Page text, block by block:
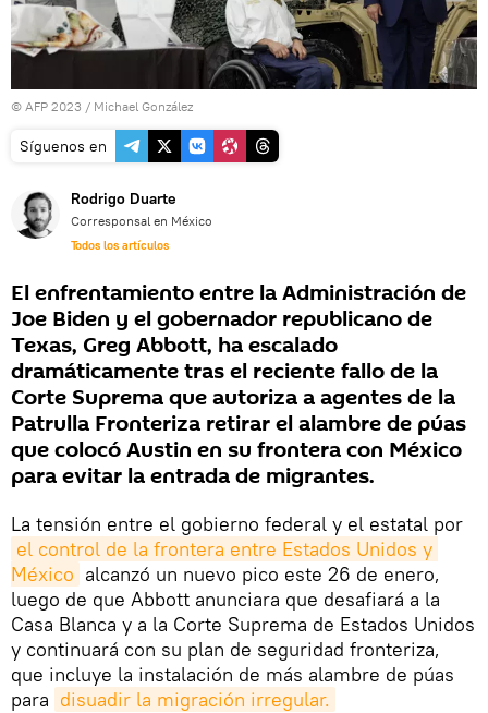
© AFP 2023 / Michael González
Síguenos en
Rodrigo Duarte
Corresponsal en México
Todos los artículos
El enfrentamiento entre la Administración de
Joe Biden y el gobernador republicano de
Texas, Greg Abbott, ha escalado
dramáticamente tras el reciente fallo de la
Corte Suprema que autoriza a agentes de la
Patrulla Fronteriza retirar el alambre de púas
que colocó Austin en su frontera con México
para evitar la entrada de migrantes.
La tensión entre el gobierno federal y el estatal por
el control de la frontera entre Estados Unidos y
México alcanzó un nuevo pico este 26 de enero,
luego de que Abbott anunciara que desafiará a la
Casa Blanca y a la Corte Suprema de Estados Unidos
y continuará con su plan de seguridad fronteriza,
que incluye la instalación de más alambre de púas
para disuadir la migración irregular.